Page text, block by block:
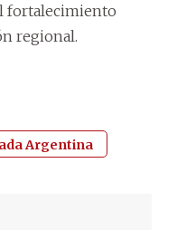
fortalecimiento
regional.
Argentina